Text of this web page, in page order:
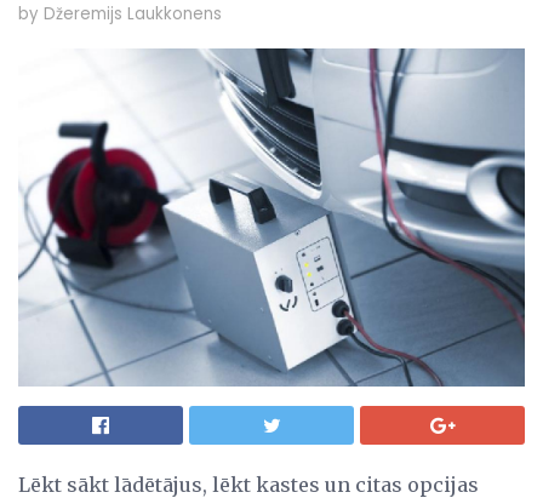
by Džeremijs Laukkonens
Lēkt sākt lādētājus, lēkt kastes un citas opcijas